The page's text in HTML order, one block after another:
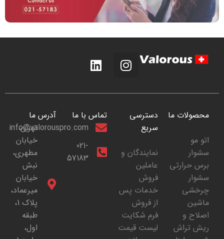
محصولات ما
اتو مو
سشوار
برس حرارتی
سشوار
چرخشی
ماشین
اصلاح و
ریش تراش
دسترسی
سریع
نمایندگان و
عاملین
فروش
خدمات پس
از فروش
فرم شکایت
لیست قیمت
تماس با ما
info@valorouspro.com
021-
57183
آدرس ما
تهران،
خیابان
مطهری،
نبش
خیابان
میرعماد،
پلاک 1،
طبقه
اول،